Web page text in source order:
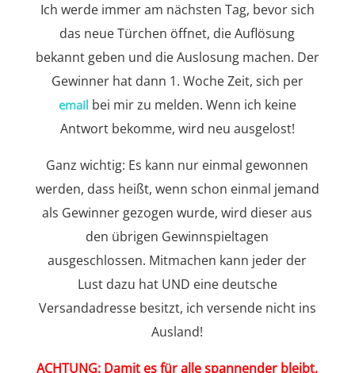
Ich werde immer am nächsten Tag, bevor sich
das neue Türchen öffnet, die Auflösung
bekannt geben und die Auslosung machen. Der
Gewinner hat dann 1. Woche Zeit, sich per
email bei mir zu melden. Wenn ich keine
Antwort bekomme, wird neu ausgelost!
Ganz wichtig: Es kann nur einmal gewonnen
werden, dass heißt, wenn schon einmal jemand
als Gewinner gezogen wurde, wird dieser aus
den übrigen Gewinnspieltagen
ausgeschlossen. Mitmachen kann jeder der
Lust dazu hat UND eine deutsche
Versandadresse besitzt, ich versende nicht ins
Ausland!
ACHTUNG: Damit es für alle spannender bleibt,